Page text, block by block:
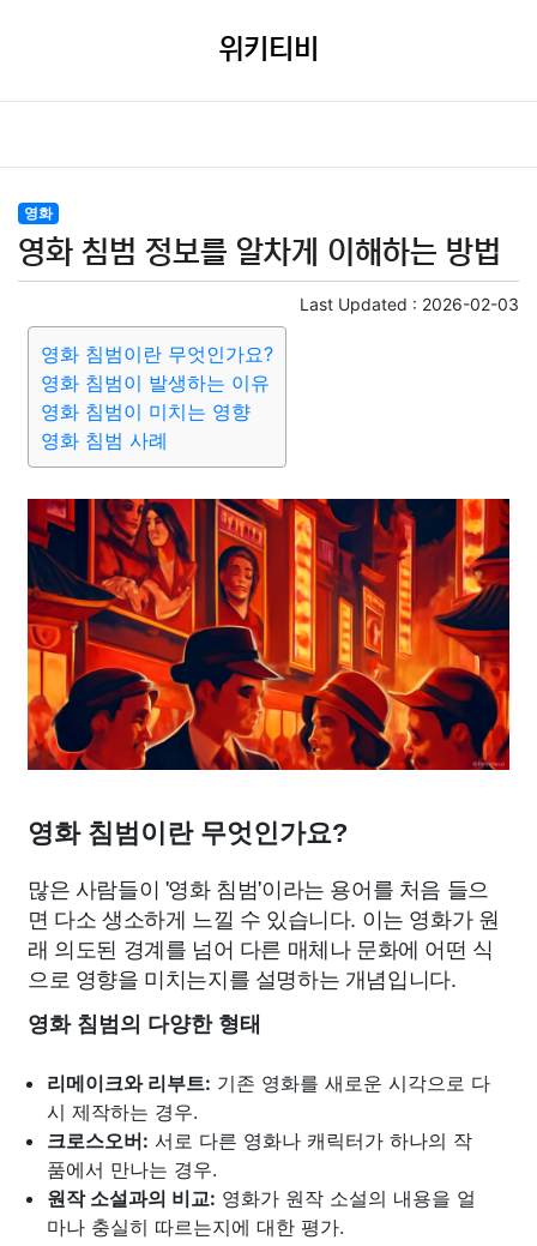
위키티비
영화
영화 침범 정보를 알차게 이해하는 방법
Last Updated : 2026-02-03
영화 침범이란 무엇인가요?
영화 침범이 발생하는 이유
영화 침범이 미치는 영향
영화 침범 사례
영화 침범이란 무엇인가요?
많은 사람들이 '영화 침범'이라는 용어를 처음 들으
면 다소 생소하게 느낄 수 있습니다. 이는 영화가 원
래 의도된 경계를 넘어 다른 매체나 문화에 어떤 식
으로 영향을 미치는지를 설명하는 개념입니다.
영화 침범의 다양한 형태
리메이크와 리부트: 기존 영화를 새로운 시각으로 다
시 제작하는 경우.
크로스오버: 서로 다른 영화나 캐릭터가 하나의 작
품에서 만나는 경우.
원작 소설과의 비교: 영화가 원작 소설의 내용을 얼
마나 충실히 따르는지에 대한 평가.